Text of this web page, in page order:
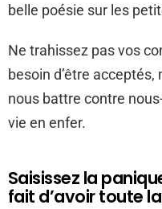
belle poésie sur les
Ne trahissez pas vos
besoin d’être
nous battre contre
vie en enfer.
Saisissez la
fait d’avoir toute